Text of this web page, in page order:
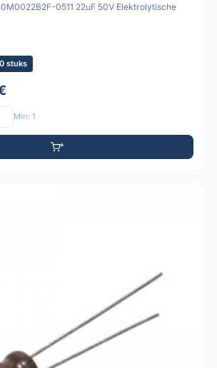
0511 22uF 50V Elektrolytische
stuks
Min: 1